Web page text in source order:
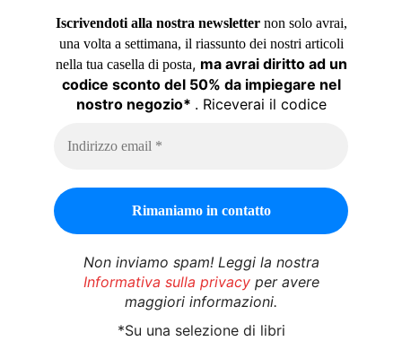
Iscrivendoti alla nostra newsletternon solo avrai,
una volta a settimana, il riassunto dei nostri articoli
nella tua casella di posta, ma avrai diritto ad un
codice sconto del 50% da impiegare nel
nostro negozio* . Riceverai il codice
Non inviamo spam! Leggi la nostra
Informativa sulla privacyper avere
maggiori informazioni.
*Su una selezione di libri